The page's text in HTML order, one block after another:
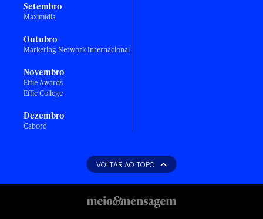
Setembro
Maximídia
Outubro
Marketing Network Internacional
Novembro
Effie Awards
Effie College
Dezembro
Caboré
VOLTAR AO TOPO